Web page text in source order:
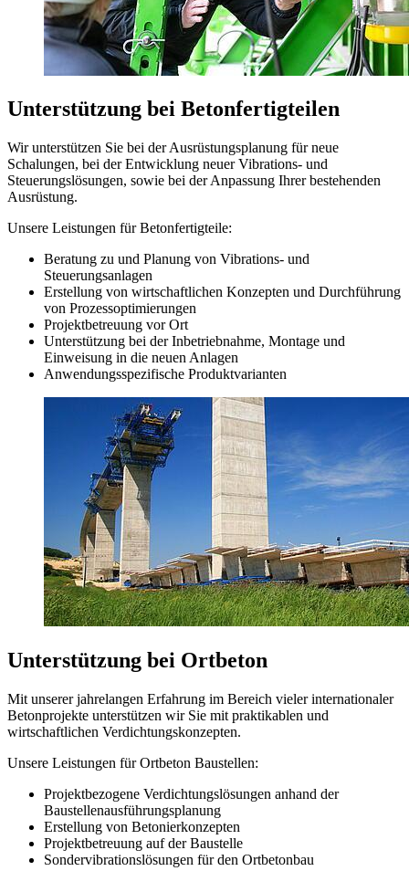
Unterstützung bei Betonfertigteilen
Wir unterstützen Sie bei der Ausrüstungsplanung für neue
Schalungen, bei der Entwicklung neuer Vibrations- und
Steuerungslösungen, sowie bei der Anpassung Ihrer bestehenden
Ausrüstung.
Unsere Leistungen für Betonfertigteile:
Beratung zu und Planung von Vibrations- und
Steuerungsanlagen
Erstellung von wirtschaftlichen Konzepten und Durchführung
von Prozessoptimierungen
Projektbetreuung vor Ort
Unterstützung bei der Inbetriebnahme, Montage und
Einweisung in die neuen Anlagen
Anwendungsspezifische Produktvarianten
Unterstützung bei Ortbeton
Mit unserer jahrelangen Erfahrung im Bereich vieler internationaler
Betonprojekte unterstützen wir Sie mit praktikablen und
wirtschaftlichen Verdichtungskonzepten.
Unsere Leistungen für Ortbeton Baustellen:
Projektbezogene Verdichtungslösungen anhand der
Baustellenausführungsplanung
Erstellung von Betonierkonzepten
Projektbetreuung auf der Baustelle
Sondervibrationslösungen für den Ortbetonbau